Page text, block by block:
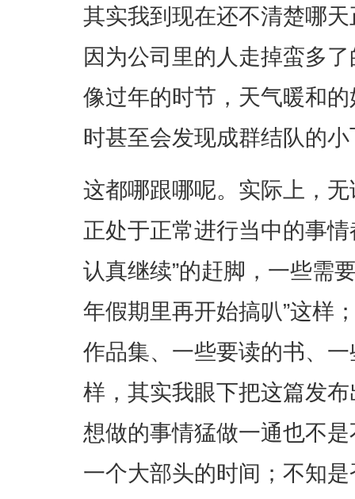
其实我到现在还不清楚哪
因为公司里的人走掉蛮多
像过年的时节，天气暖和
时甚至会发现成群结队的
这都哪跟哪呢。实际上，
正处于正常进行当中的事
认真继续”的赶脚，一些需
年假期里再开始搞叭”这样
作品集、一些要读的书、
样，其实我眼下把这篇发
想做的事情猛做一通也不
一个大部头的时间；不知